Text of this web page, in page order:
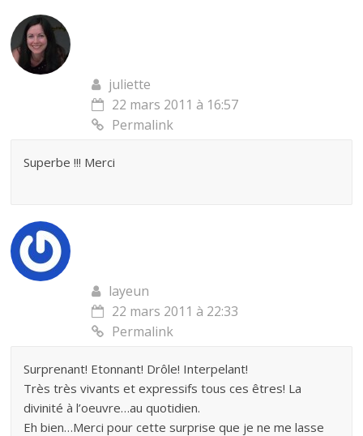
juliette
22 mars 2011 à 16:57
Permalink
Superbe !!! Merci
layeun
22 mars 2011 à 22:33
Permalink
Surprenant! Etonnant! Drôle! Interpelant!
Très très vivants et expressifs tous ces êtres! La
divinité à l’oeuvre…au quotidien.
Eh bien…Merci pour cette surprise que je ne me lasse